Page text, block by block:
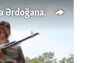
Türkiyənin dönüş nöqtəsi, ya Ərdoğana üçüncü şans: PKK ilə qəfil barışıq nə deməkdir?
available